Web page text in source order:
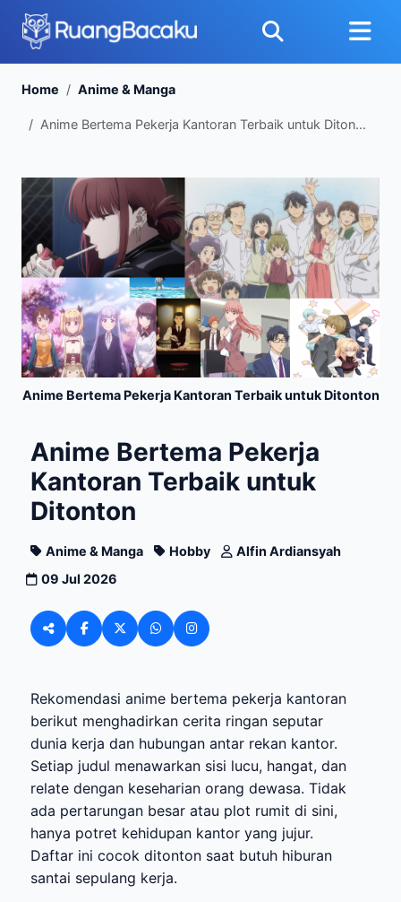
Home Anime & Manga
Anime Bertema Pekerja Kantoran Terbaik untuk Diton...
Anime Bertema Pekerja Kantoran Terbaik untuk Ditonton
Anime Bertema Pekerja
Kantoran Terbaik untuk
Ditonton
Anime & Manga Hobby
Alfin Ardiansyah
09 Jul 2026
Rekomendasi anime bertema pekerja kantoran
berikut menghadirkan cerita ringan seputar
dunia kerja dan hubungan antar rekan kantor.
Setiap judul menawarkan sisi lucu, hangat, dan
relate dengan keseharian orang dewasa. Tidak
ada pertarungan besar atau plot rumit di sini,
hanya potret kehidupan kantor yang jujur.
Daftar ini cocok ditonton saat butuh hiburan
santai sepulang kerja.